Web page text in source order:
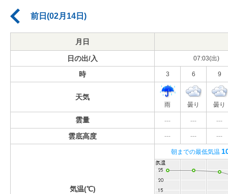
前日(02月14日)
月日
日の出/入 07:03(出)
時 3 6 9
天気
雨 曇り 曇り
雲量 --- --- ---
雲底高度 --- --- ---
気温(℃)
朝までの最低気温